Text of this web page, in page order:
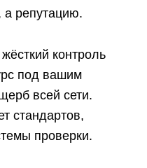
а репутацию.
контроль
под вашим
всей сети.
стандартов,
проверки.